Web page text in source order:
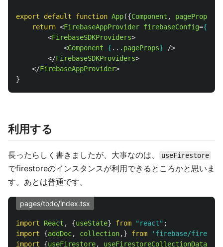
export default function App({Component , pageProps
return <FirebaseAppProvider firebaseConfig={
<FirebaseSDKProviders>
<Component { ... pageProps}
/>
</FirebaseSDKProviders>
</FirebaseAppProvider>
}
利用する
長ったらしく書きましたが、大事なのは、 useFirestore
でfirestoreのインスタンスが利用できるところかと思いま
す。あとは普通です。
pages/todo/index.tsx
import React , {useState} from " react" ;
import
{addDoc, collection,} from ' firebase/
import
{useFirestore, useFirestoreCollectionData